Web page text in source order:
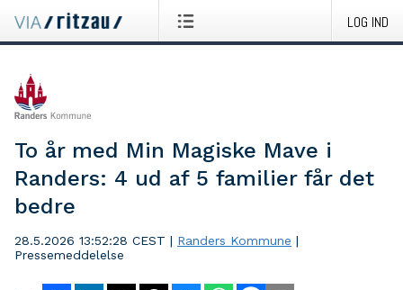
LOG IND
To år med Min Magiske Mave i
Randers: 4 ud af 5 familier får det
bedre
28.5.2026 13:52:28 CEST | Randers Kommune |
Pressemeddelelse